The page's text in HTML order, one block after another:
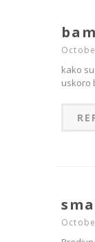
kako
uskoro